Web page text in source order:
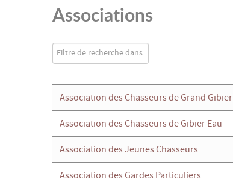
Associations
Dépublié Champ de filtre
Association des Chasseurs de Grand Gibier
Association des Chasseurs de Gibier Eau
Association des Jeunes Chasseurs
Association des Gardes Particuliers